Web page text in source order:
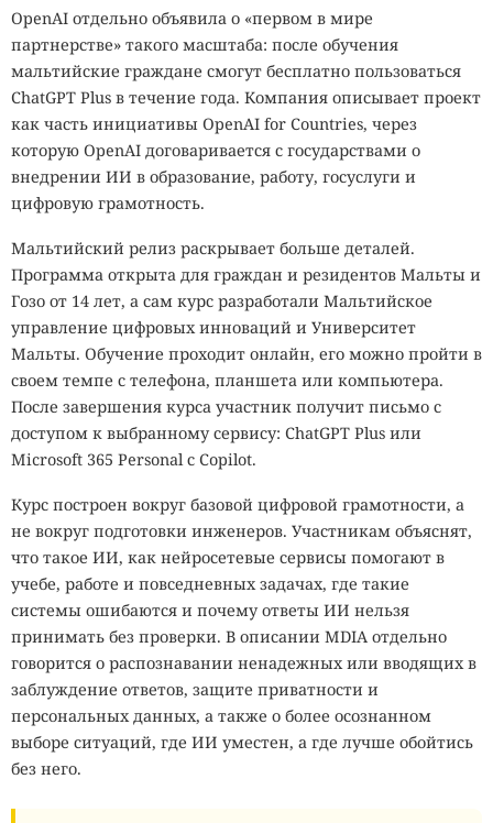
OpenAI отдельно объявила о «первом в мире
партнерстве» такого масштаба: после обучения
мальтийские граждане смогут бесплатно пользоваться
ChatGPT Plus в течение года. Компания описывает проект
как часть инициативы OpenAI for Countries, через
которую OpenAI договаривается с государствами о
внедрении ИИ в образование, работу, госуслуги и
цифровую грамотность.
Мальтийский релиз раскрывает больше деталей.
Программа открыта для граждан и резидентов Мальты и
Гозо от 14 лет, а сам курс разработали Мальтийское
управление цифровых инноваций и Университет
Мальты. Обучение проходит онлайн, его можно пройти в
своем темпе с телефона, планшета или компьютера.
После завершения курса участник получит письмо с
доступом к выбранному сервису: ChatGPT Plus или
Microsoft 365 Personal с Copilot.
Курс построен вокруг базовой цифровой грамотности, а
не вокруг подготовки инженеров. Участникам объяснят,
что такое ИИ, как нейросетевые сервисы помогают в
учебе, работе и повседневных задачах, где такие
системы ошибаются и почему ответы ИИ нельзя
принимать без проверки. В описании MDIA отдельно
говорится о распознавании ненадежных или вводящих в
заблуждение ответов, защите приватности и
персональных данных, а также о более осознанном
выборе ситуаций, где ИИ уместен, а где лучше обойтись
без него.